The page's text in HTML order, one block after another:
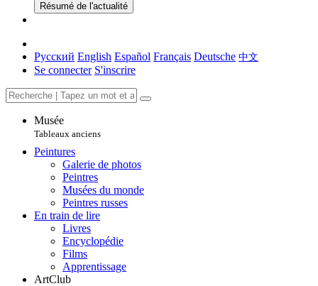
Résumé de l'actualité
Русский English Español Français Deutsche 中文
Se connecter S'inscrire
Musée
Tableaux anciens
Peintures
Galerie de photos
Peintres
Musées du monde
Peintres russes
En train de lire
Livres
Encyclopédie
Films
Apprentissage
ArtClub